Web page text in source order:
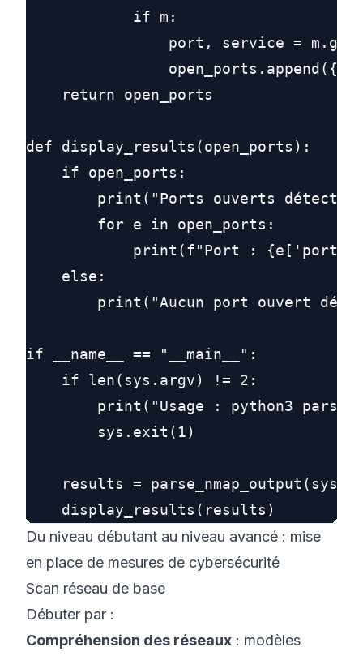
            if m:
port, service =
    return open_ports
def display_results(open_ports):
    if open_ports:
print("Ports ouverts détectés
        for e in open_ports:
print(f"Port :
    else:
print("Aucun port ouvert
if __name__ == "__main__":
    if len(sys.argv) != 2:
print("Usage : python3
        sys.exit(1)
results =
Du niveau débutant au niveau avancé : mise
en place de mesures de cybersécurité
Scan réseau de base
Débuter par :
Compréhension des réseaux : modèles